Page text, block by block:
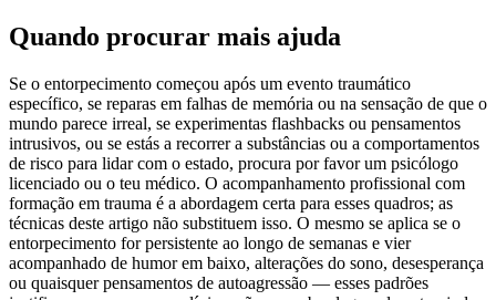
Quando procurar mais ajuda
Se o entorpecimento começou após um evento traumático
específico, se reparas em falhas de memória ou na sensação de que o
mundo parece irreal, se experimentas flashbacks ou pensamentos
intrusivos, ou se estás a recorrer a substâncias ou a comportamentos
de risco para lidar com o estado, procura por favor um psicólogo
licenciado ou o teu médico. O acompanhamento profissional com
formação em trauma é a abordagem certa para esses quadros; as
técnicas deste artigo não substituem isso. O mesmo se aplica se o
entorpecimento for persistente ao longo de semanas e vier
acompanhado de humor em baixo, alterações do sono, desesperança
ou quaisquer pensamentos de autoagressão — esses padrões